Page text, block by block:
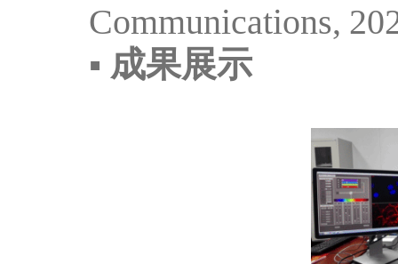
Communications,
▪ 成果展示